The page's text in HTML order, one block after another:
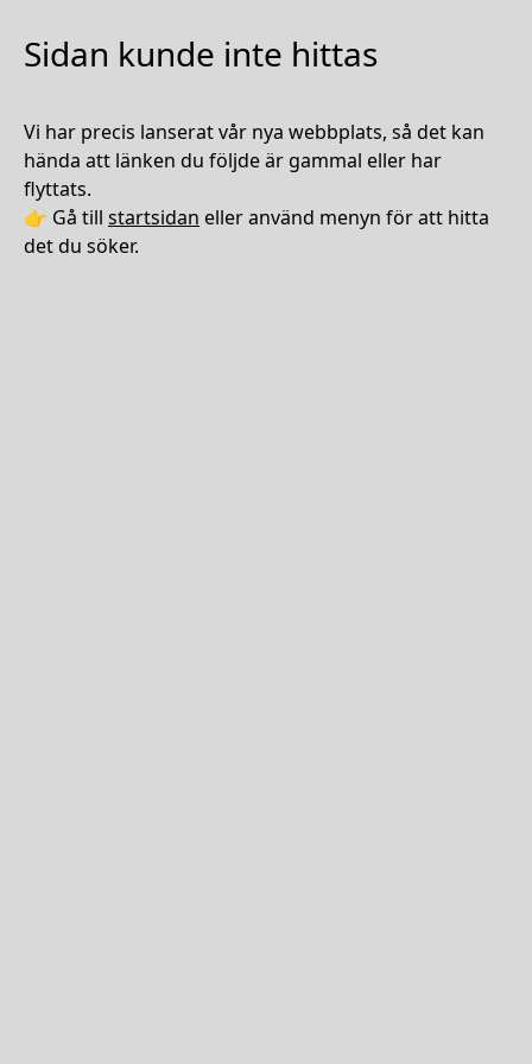
Sidan kunde inte hittas
Vi har precis lanserat vår nya webbplats, så det kan
hända att länken du följde är gammal eller har
flyttats.
👉 Gå till startsidan eller använd menyn för att hitta
det du söker.